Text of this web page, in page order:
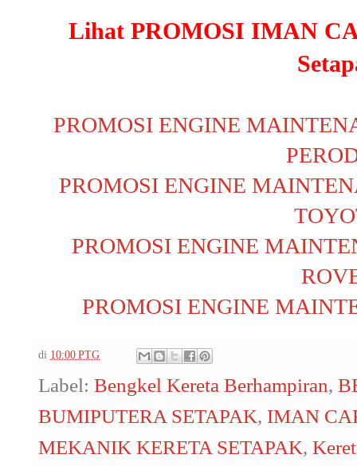
Lihat PROMOSI IMAN
PROMOSI ENGINE
PROMOSI ENGINE
PROMOSI ENGINE
PROMOSI ENGINE
di 10:00 PTG
Label: Bengkel Kereta Berhampiran,
BUMIPUTERA SETAPAK, IMAN
MEKANIK KERETA SETAPAK,